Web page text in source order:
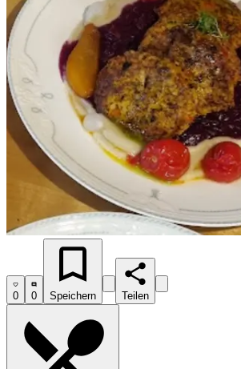
0 0 Speichern Teilen